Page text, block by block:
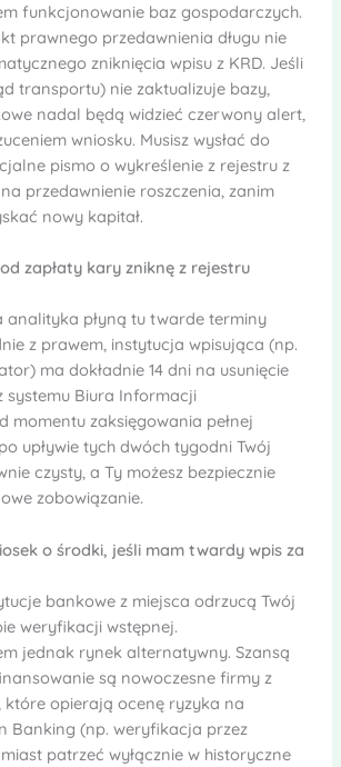
funkcjonowanie baz gospodarczych.
prawnego przedawnienia długu nie
zniknięcia wpisu z KRD. Jeśli
transportu) nie zaktualizuje bazy,
nadal będą widzieć czerwony alert,
wniosku. Musisz wysłać do
pismo o wykreślenie z rejestru z
przedawnienie roszczenia, zanim
nowy kapitał.
zapłaty kary zniknę z rejestru
analityka płyną tu twarde terminy
z prawem, instytucja wpisująca (np.
ma dokładnie 14 dni na usunięcie
systemu Biura Informacji
momentu zaksięgowania pełnej
upływie tych dwóch tygodni Twój
czysty, a Ty możesz bezpiecznie
zobowiązanie.
o środki, jeśli mam twardy wpis za
bankowe z miejsca odrzucą Twój
weryfikacji wstępnej.
jednak rynek alternatywny. Szansą
są nowoczesne firmy z
które opierają ocenę ryzyka na
Banking (np. weryfikacja przez
patrzeć wyłącznie w historyczne